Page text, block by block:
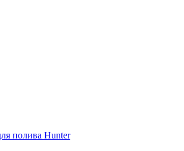
полива Hunter